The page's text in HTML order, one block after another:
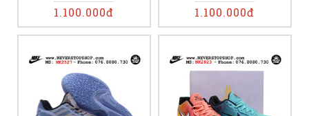
1.100.000đ 1.100.000đ